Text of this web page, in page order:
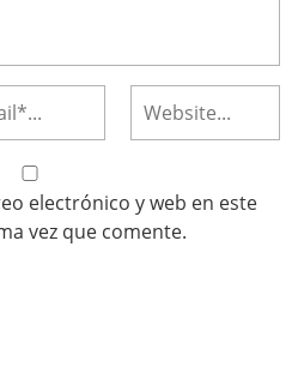
electrónico y web en este
vez que comente.